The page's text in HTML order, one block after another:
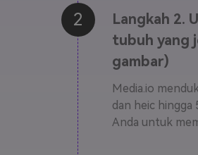
2
Langkah 2.
tubuh yang
gambar)
Media.io
dan heic hingga
Anda untuk